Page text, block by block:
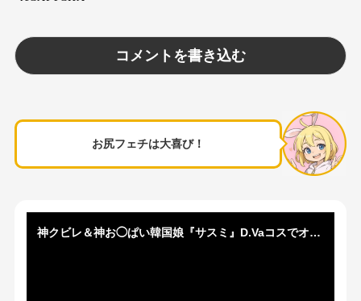
お尻フェチは大喜び！
神クビレ＆神お◯ぱい韓国娘『サスミ』D.Vaコスでオナニー配信！